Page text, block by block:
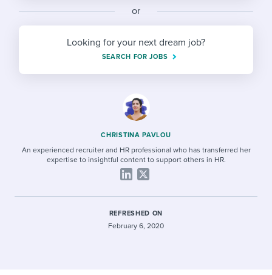
Ensuring compliance
Finding and attracting people
Candidate/employee experiences
Step-by-step tutorials
HR terms
Career development
Overall career resources
or
Looking for your next dream job?
SEARCH FOR JOBS
CHRISTINA PAVLOU
An experienced recruiter and HR professional who has transferred her
expertise to insightful content to support others in HR.
REFRESHED ON
February 6, 2020